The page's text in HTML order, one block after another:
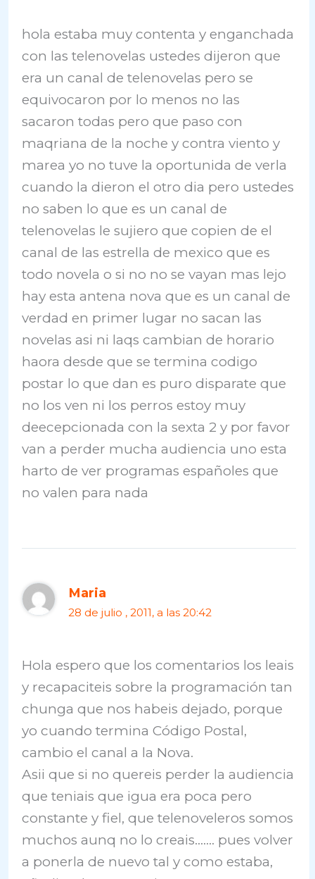
hola estaba muy contenta y enganchada
con las telenovelas ustedes dijeron que
era un canal de telenovelas pero se
equivocaron por lo menos no las
sacaron todas pero que paso con
maqriana de la noche y contra viento y
marea yo no tuve la oportunida de verla
cuando la dieron el otro dia pero ustedes
no saben lo que es un canal de
telenovelas le sujiero que copien de el
canal de las estrella de mexico que es
todo novela o si no no se vayan mas lejo
hay esta antena nova que es un canal de
verdad en primer lugar no sacan las
novelas asi ni laqs cambian de horario
haora desde que se termina codigo
postar lo que dan es puro disparate que
no los ven ni los perros estoy muy
deecepcionada con la sexta 2 y por favor
van a perder mucha audiencia uno esta
harto de ver programas españoles que
no valen para nada
Maria
28 de julio , 2011, a las 20:42
Hola espero que los comentarios los leais
y recapaciteis sobre la programación tan
chunga que nos habeis dejado, porque
yo cuando termina Código Postal,
cambio el canal a la Nova.
Asii que si no quereis perder la audiencia
que teniais que igua era poca pero
constante y fiel, que telenoveleros somos
muchos aunq no lo creais……. pues volver
a ponerla de nuevo tal y como estaba,